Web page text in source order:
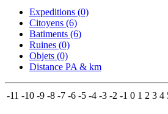
Expeditions (0)
Citoyens (6)
Batiments (6)
Ruines (0)
Objets (0)
Distance PA & km
-11 -10 -9 -8 -7 -6 -5 -4 -3 -2 -1 0 1 2 3 4